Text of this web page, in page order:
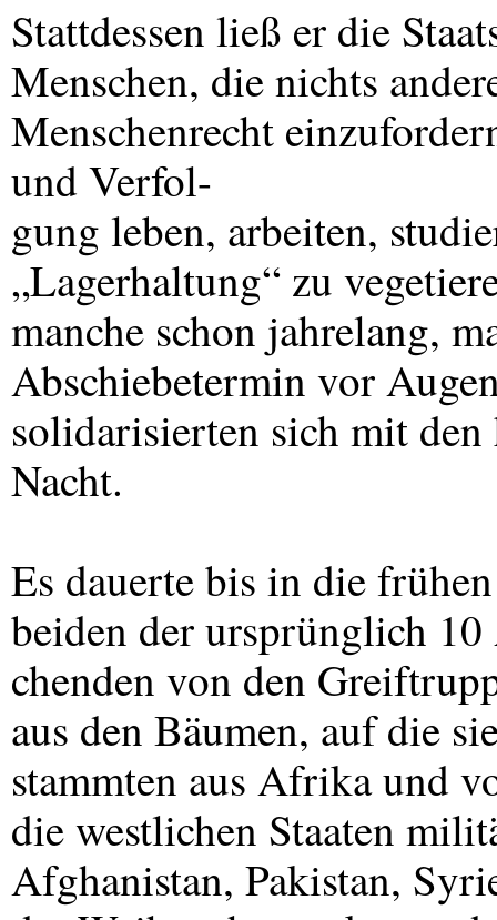
Stattdessen ließ er die
Menschen, die nichts
Menschenrecht
und Verfol-
gung leben, arbeiten,
„Lagerhaltung“ zu
manche schon jahrelang,
Abschiebetermin vor
solidarisierten sich mit
Nacht.
Es dauerte bis in die
beiden der ursprünglich
chenden von den
aus den Bäumen, auf die
stammten aus Afrika und
die westlichen Staaten
Afghanistan, Pakistan,